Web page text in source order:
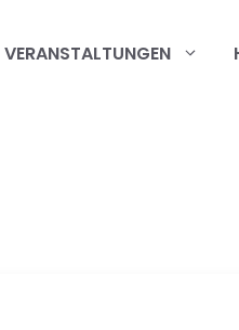
VERANSTALTUNGEN